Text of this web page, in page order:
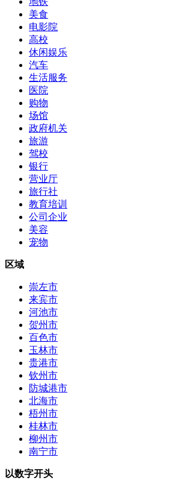
美食
电影院
高校
休闲娱乐
汽车
生活服务
医院
购物
场馆
政府机关
旅游
驾校
银行
营业厅
旅行社
教育培训
公司企业
美容
宠物
区域
崇左市
来宾市
河池市
贺州市
百色市
玉林市
贵港市
钦州市
防城港市
北海市
梧州市
桂林市
柳州市
南宁市
以数字开头